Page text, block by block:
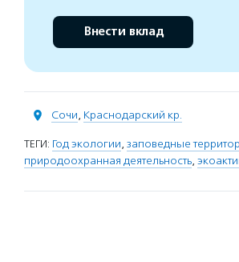
Внести вклад
Сочи, Краснодарский кр.
ТЕГИ: Год экологии, заповедные
природоохранная деятельность,